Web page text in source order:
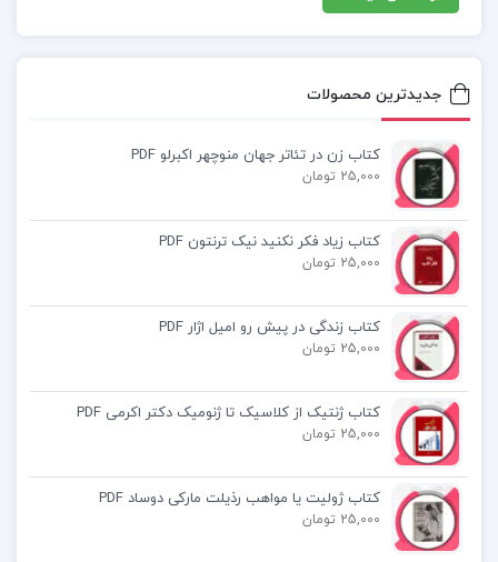
دانلود کتاب مدیریت و کنترل پروژه دکتر سبزه پرور
دانلود رایگان کتاب مدیریت و کنترل پروژه شیرمحمدی
کتاب مدیریت و کنترل پروژه علی حاج شیرمحمدی pdf
حل المسائل کتاب مدیریت و کنترل پروژه علی حاج
شیرمحمدی
کتاب پیشنهادی📚
جدیدترین محصولات
کتاب زن در تئاتر جهان منوچهر اکبرلو PDF
25,000 تومان
کتاب زیاد فکر نکنید نیک ترنتون PDF
25,000 تومان
کتاب زندگی در پیش رو امیل اژار PDF
25,000 تومان
کتاب ژنتیک از کلاسیک تا ژنومیک دکتر اکرمی PDF
25,000 تومان
کتاب ژولیت یا مواهب رذیلت مارکی دوساد PDF
25,000 تومان